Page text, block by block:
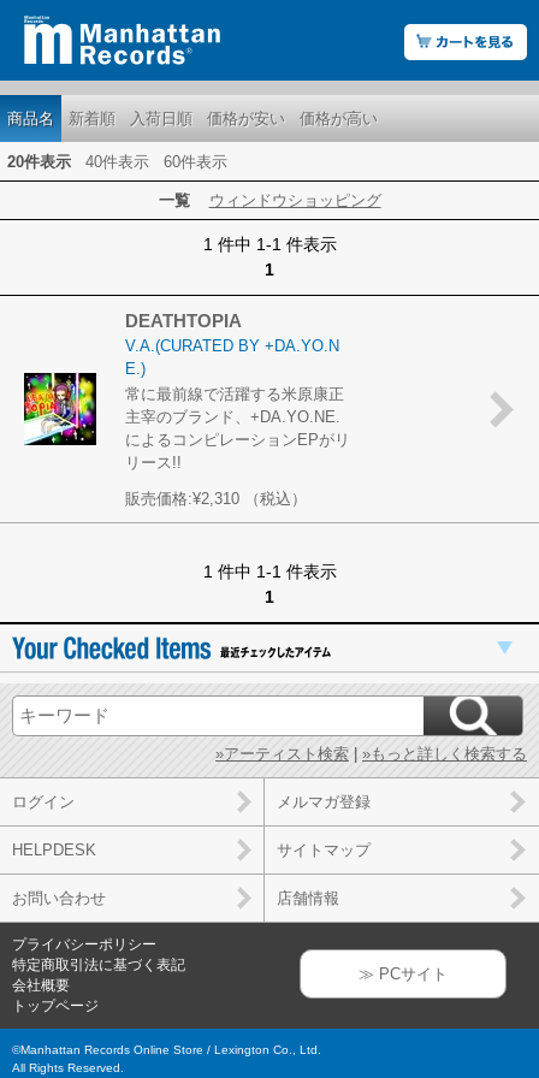
商品名 新着順 入荷日順 価格が安い 価格が高い
20件表示 40件表示 60件表示
一覧 ウィンドウショッピング
1 件中 1-1 件表示
1
DEATHTOPIA
V.A.(CURATED BY +DA.YO.N
E.)
常に最前線で活躍する米原康正
主宰のブランド、+DA.YO.NE.
によるコンピレーションEPがリ
リース!!
販売価格:¥2,310 （税込）
1 件中 1-1 件表示
1
»アーティスト検索 | »もっと詳しく検索する
ログイン メルマガ登録
HELPDESK サイトマップ
お問い合わせ 店舗情報
プライバシーポリシー
特定商取引法に基づく表記
会社概要
トップページ
≫ PCサイト
©Manhattan Records Online Store / Lexington Co., Ltd.
All Rights Reserved.